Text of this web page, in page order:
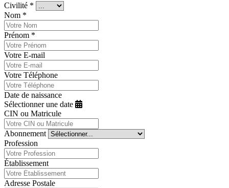
Civilité *
Nom *
Prénom *
Votre E-mail
Votre Téléphone
Date de naissance
Sélectionner une date
CIN ou Matricule
Abonnement
Profession
Établissement
Adresse Postale